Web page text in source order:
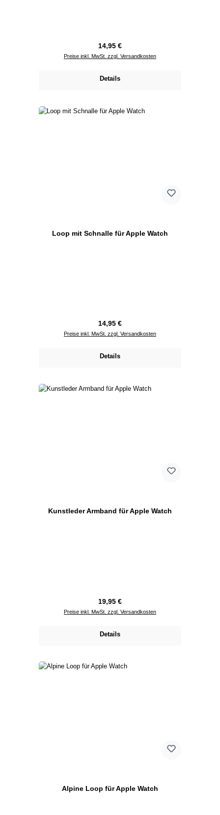
Regulärer Preis:
14,95 €
Preise inkl. MwSt. zzgl. Versandkosten
Details
Loop mit Schnalle für Apple Watch
Regulärer Preis:
14,95 €
Preise inkl. MwSt. zzgl. Versandkosten
Details
Kunstleder Armband für Apple Watch
Regulärer Preis:
19,95 €
Preise inkl. MwSt. zzgl. Versandkosten
Details
Alpine Loop für Apple Watch